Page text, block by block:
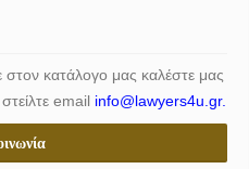
στον κατάλογο μας καλέστε μας
email info@lawyers4u.gr.